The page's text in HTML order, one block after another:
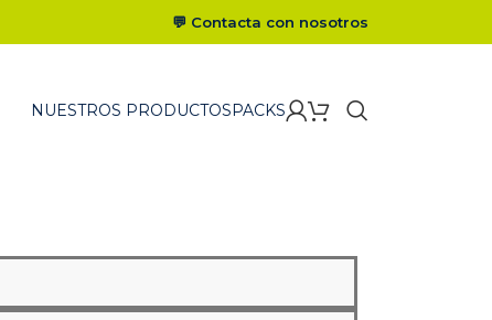
💬 Contacta con nosotros
NUESTROS PRODUCTOSPACKS